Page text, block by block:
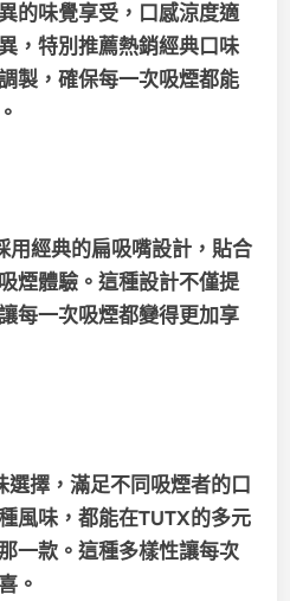
的味覺享受， 口感涼度適
，特別推薦熱銷經典口味
製，確保每一次吸煙都能
用經典的扁吸嘴設計，貼合
煙體驗。這種設計不僅提
每一次吸煙都變得更加享
擇，滿足不同吸煙者的口
風味，都能在TUTX的多元
一款。這種多樣性讓每次
。